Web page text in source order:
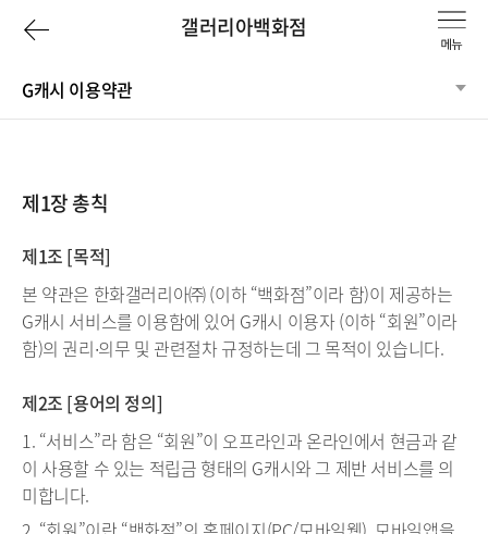
갤러리아백화점
이
전
페
로
G캐시 이용약관
제1장 총칙
제1조 [목적]
본 약관은 한화갤러리아㈜ (이하 “백화점”이라 함)이 제공하는
G캐시 서비스를 이용함에 있어 G캐시 이용자 (이하 “회원”이라
함)의 권리∙의무 및 관련절차 규정하는데 그 목적이 있습니다.
제2조 [용어의 정의]
1. “서비스”라 함은 “회원”이 오프라인과 온라인에서 현금과 같
이 사용할 수 있는 적립금 형태의 G캐시와 그 제반 서비스를 의
미합니다.